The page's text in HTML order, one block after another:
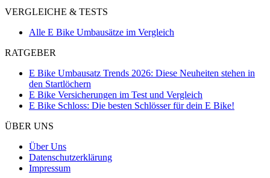
VERGLEICHE & TESTS
Alle E Bike Umbausätze im Vergleich
RATGEBER
E Bike Umbausatz Trends 2026: Diese Neuheiten stehen in
den Startlöchern
E Bike Versicherungen im Test und Vergleich
E Bike Schloss: Die besten Schlösser für dein E Bike!
ÜBER UNS
Über Uns
Datenschutzerklärung
Impressum